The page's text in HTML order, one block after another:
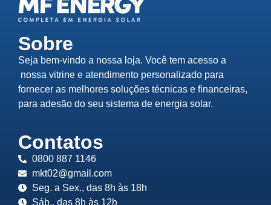
Sobre
Seja bem-vindo a nossa loja. Você tem acesso a
nossa vitrine e atendimento personalizado para
fornecer as melhores soluções técnicas e financeiras,
para adesão do seu sistema de energia solar.
Contatos
0800 887 1146
mkt02@gmail.com
Seg. a Sex., das 8h às 18h
Sáb., das 8h às 12h